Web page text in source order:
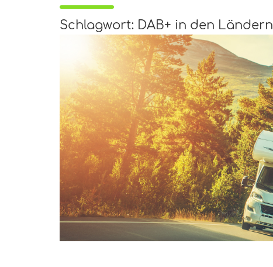
Schlagwort: DAB+ in den Ländern